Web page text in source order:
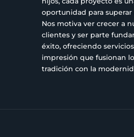
oportunidad para superar
Nos motiva ver crecer a
clientes y ser parte
éxito, ofreciendo
impresión que fusionan
tradición con la